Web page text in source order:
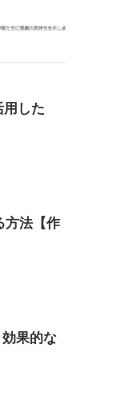
した
方法【作
果的な